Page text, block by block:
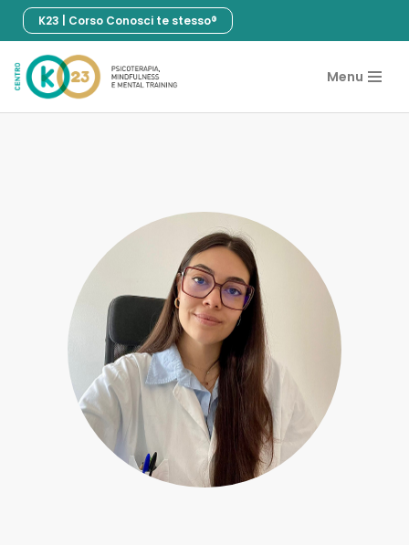
al
contenuto
K23 | Corso Conosci te stesso®
Menu